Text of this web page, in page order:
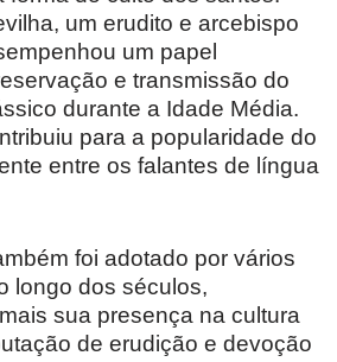
um erudito e arcebispo
um papel
e transmissão do
durante a Idade Média.
para a popularidade do
entre os falantes de língua
foi adotado por vários
longo dos séculos,
sua presença na cultura
de erudição e devoção